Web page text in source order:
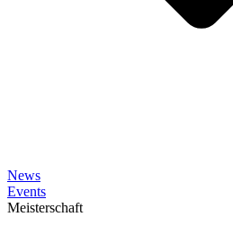
News
Events
Meisterschaft